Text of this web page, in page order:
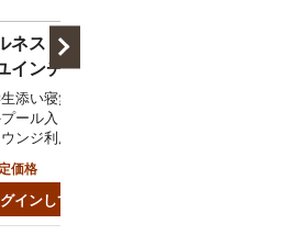
ネスリゾート沖
ンチホテル南城
生添い寝無料】温泉＆
ール入り放題！さら
ンジ利用無料の特典
食付）
価格
インして価格を表示